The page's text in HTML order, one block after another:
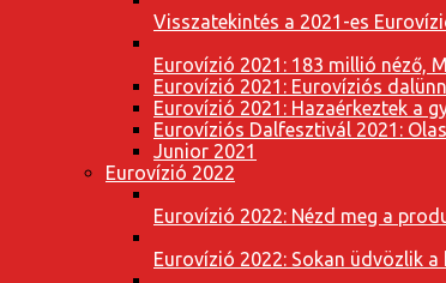
Visszatekintés a 2021-es
Eurovízió 2021: 183 millió néző,
Eurovízió 2021: Eurovíziós
Eurovízió 2021: Hazaérkeztek a
Eurovíziós Dalfesztivál 2021:
Junior 2021
Eurovízió 2022
Eurovízió 2022: Nézd meg a
Eurovízió 2022: Sokan üdvözlik